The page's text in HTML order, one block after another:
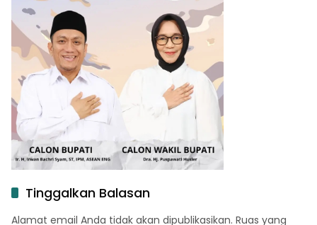
Tinggalkan Balasan
Alamat email Anda tidak akan dipublikasikan. Ruas yang